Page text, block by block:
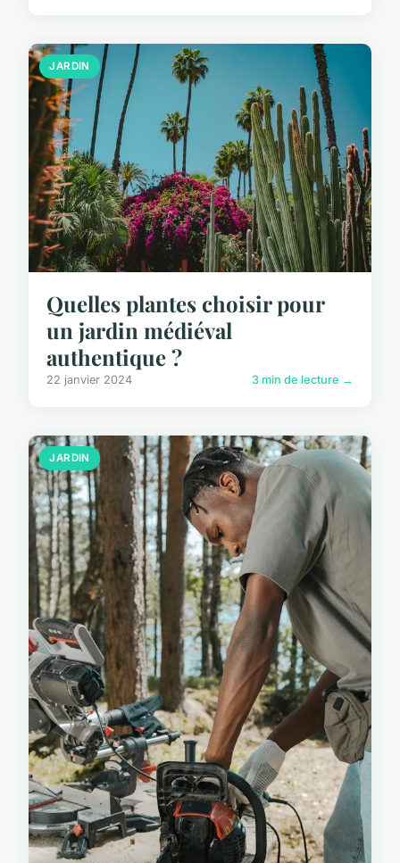
JARDIN
Quelles plantes choisir pour
un jardin médiéval
authentique ?
22 janvier 2024 3 min de lecture →
JARDIN